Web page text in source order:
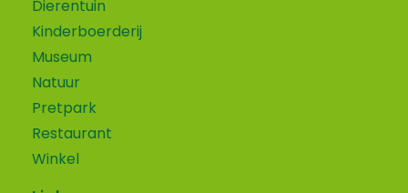
Dierentuin
Kinderboerderij
Museum
Natuur
Pretpark
Restaurant
Winkel